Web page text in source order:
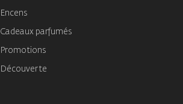
Encens
Cadeaux parfumés
Promotions
Découverte